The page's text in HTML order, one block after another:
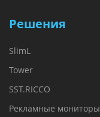
Решения
SlimL
Tower
SST.RICCO
Рекламные мониторы